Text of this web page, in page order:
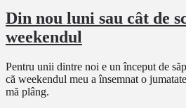
Din nou luni sau cât de
weekendul
Pentru unii dintre noi e un început de
că weekendul meu a însemnat o
mă plâng.